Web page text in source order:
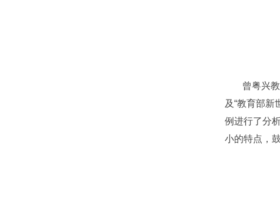
曾粤兴
及“教育部
例进行了分
小的特点，